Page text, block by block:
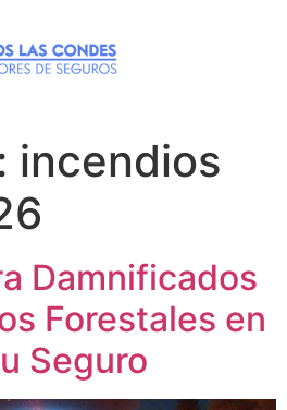
incendios
Damnificados
Forestales en
Seguro